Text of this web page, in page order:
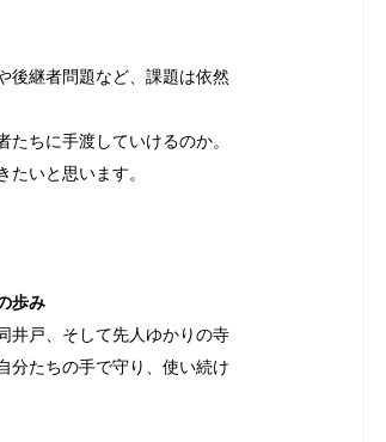
後継者問題など、課題は依然
ちに手渡していけるのか。
いと思います。
歩み
井戸、そして先人ゆかりの寺
分たちの手で守り、使い続け